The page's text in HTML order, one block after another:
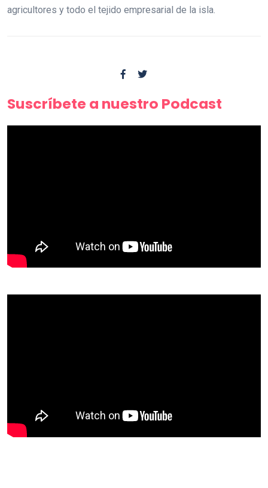
agricultores y todo el tejido empresarial de la isla.
Suscríbete a nuestro Podcast